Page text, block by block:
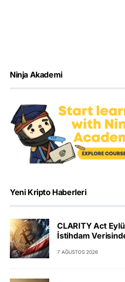
Ninja Akademi
Yeni Kripto Haberleri
CLARITY Act
İstihdam
7 AĞUSTOS 2026